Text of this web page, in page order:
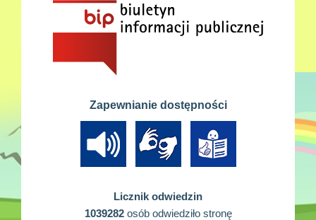
Zapewnianie dostępności
Licznik odwiedzin
1039282osób odwiedziło stronę